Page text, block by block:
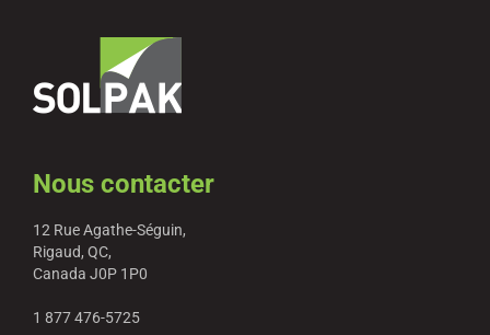
Nous contacter
12 Rue Agathe-Séguin,
Rigaud, QC,
Canada J0P 1P0
1 877 476-5725